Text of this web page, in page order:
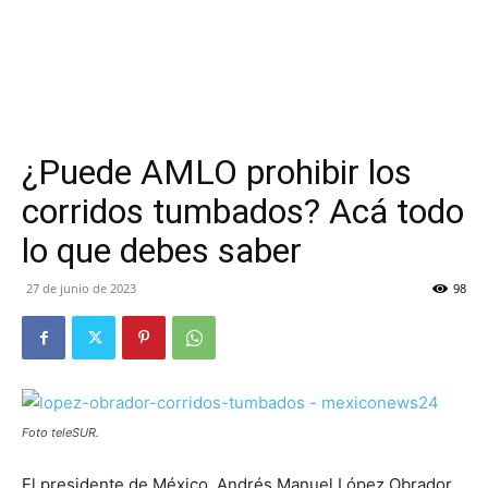
¿Puede AMLO prohibir los
corridos tumbados? Acá todo
lo que debes saber
27 de junio de 2023 98
Foto teleSUR.